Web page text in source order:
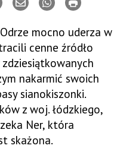
mocno uderza w
cenne źródło
nakarmić swoich
sianokiszonki.
z woj. łódzkiego,
Ner, która
skażona.